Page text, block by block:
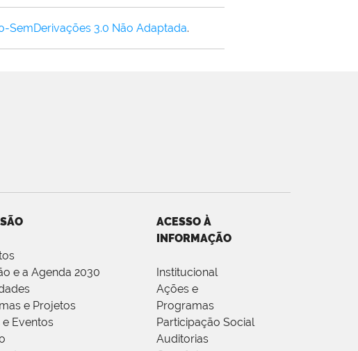
SemDerivações 3.0 Não Adaptada.
e a Agenda 2030
e Projetos
Eventos
ACESSO À
INFORMAÇÃO
Institucional
Ações e
Programas
Participação Social
Auditorias